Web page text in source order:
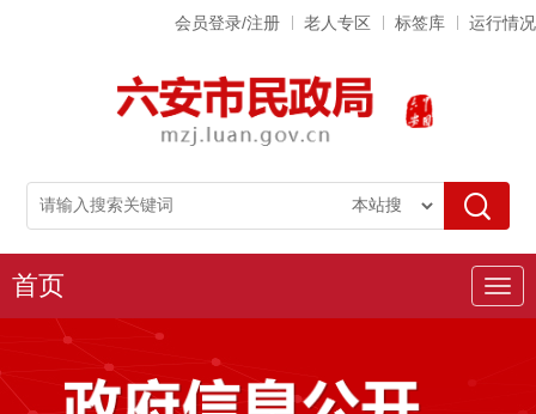
会员登录/注册 老人专区 标签库 运行情况
导
航
首页